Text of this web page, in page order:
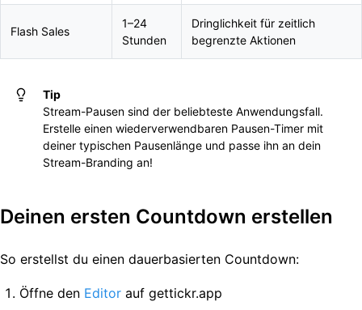
Flash Sales
1–24
Stunden
Dringlichkeit für zeitlich
begrenzte Aktionen
Tip
Stream-Pausen sind der beliebteste Anwendungsfall.
Erstelle einen wiederverwendbaren Pausen-Timer mit
deiner typischen Pausenlänge und passe ihn an dein
Stream-Branding an!
Deinen ersten Countdown erstellen
So erstellst du einen dauerbasierten Countdown:
Öffne den Editor auf gettickr.app